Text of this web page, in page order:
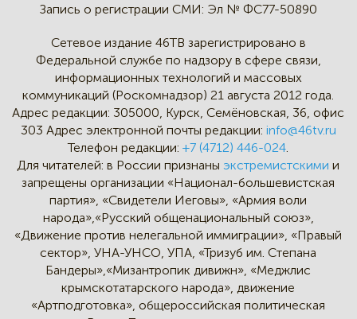
Запись о регистрации СМИ: Эл № ФС77-50890
Сетевое издание 46ТВ зарегистрировано в
Федеральной службе по надзору в сфере связи,
информационных технологий и массовых
коммуникаций (Роскомнадзор) 21 августа 2012 года.
Адрес редакции: 305000, Курск, Семёновская, 36, офис
303 Адрес электронной почты редакции: info@46tv.ru
Телефон редакции: +7 (4712) 446-024
Для читателей: в России признаныэкстремистскими и
запрещены организации «Национал-большевистская
партия», «Свидетели Иеговы», «Армия воли
народа»,«Русский общенациональный союз»,
«Движение против нелегальной иммиграции», «Правый
сектор», УНА-УНСО, УПА, «Тризуб им. Степана
Бандеры»,«Мизантропик дивижн», «Меджлис
крымскотатарского народа», движение
«Артподготовка», общероссийская политическая